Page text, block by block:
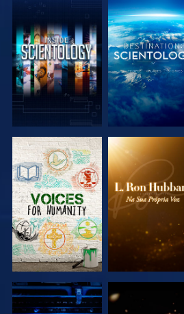
EXPLORAR A
SÉRIE
EXPLORAR A
SÉRIE